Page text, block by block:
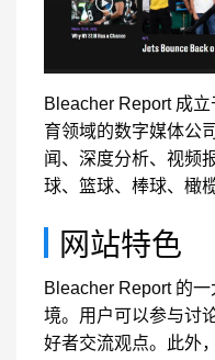
Bleacher Report 成
育领域的数字媒体公
闻、深度分析、视频
球、篮球、棒球、橄
网站特色
Bleacher Report 的
境。用户可以参与讨
好者交流观点。此外